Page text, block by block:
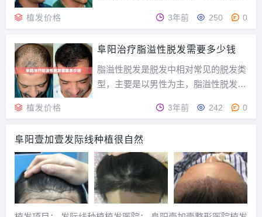
发友出现脱发后，就开始寻找方法解决
随着时间的推移，发友发现不是没有效
果就是出现反复性脱发，于是想通过种
植头发解决脱发问题...
植发价格 3年前 250 0
阜阳治疗脂溢性脱发需要多少钱
脂溢性脱发是脱发中相对常见的脱发类
型，主要是以男性为主，脂溢性脱发给
一定要想办法尽快治好它，面对植发许
治疗脂溢性脱发需要多少钱？脂溢性脱
发治疗方法有哪些？植发医院植发的植
发专家说，脂溢性脱...
植发价格 3年前 242 0
阜阳壹加壹发际线种植很自然